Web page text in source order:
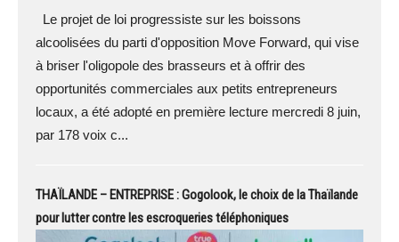
Le projet de loi progressiste sur les boissons
alcoolisées du parti d'opposition Move Forward, qui vise
à briser l'oligopole des brasseurs et à offrir des
opportunités commerciales aux petits entrepreneurs
locaux, a été adopté en première lecture mercredi 8 juin,
par 178 voix c...
THAÏLANDE – ENTREPRISE : Gogolook, le choix de la Thaïlande
pour lutter contre les escroqueries téléphoniques